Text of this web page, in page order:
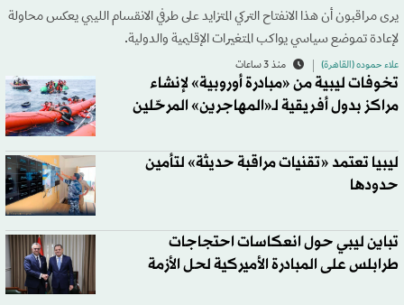
يرى مراقبون أن هذا الانفتاح التركي المتزايد على طرفي الانقسام الليبي يعكس محاولة
لإعادة تموضع سياسي يواكب المتغيرات الإقليمية والدولية.
علاء حموده (القاهرة) منذ 3 ساعات
تخوفات ليبية من «مبادرة أوروبية» لإنشاء
مراكز بدول أفريقية لـ«المهاجرين» المرحّلين
ليبيا تعتمد «تقنيات مراقبة حديثة» لتأمين
حدودها
تباين ليبي حول انعكاسات احتجاجات
طرابلس على المبادرة الأميركية لحل الأزمة